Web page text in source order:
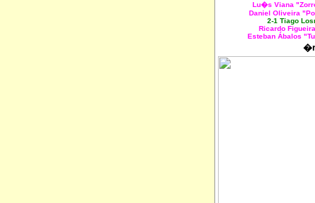
Lu�s Viana
Daniel Oliveira
2-1 Tiago
Ricardo
Esteban Ábalos